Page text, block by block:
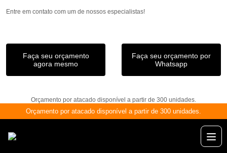
Entre em contato com um de nossos especialistas!
Faça seu orçamento
agora mesmo
Faça seu orçamento por
Whatsapp
Orçamento por atacado disponível a partir de 300 unidades.
Orçamento por atacado disponível a partir de 300 unidades.